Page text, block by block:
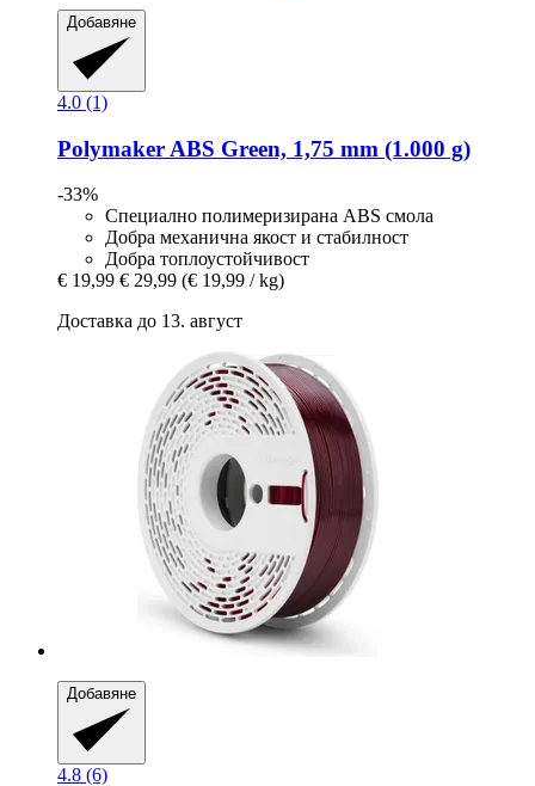
Добавяне
4.0 (1)
Polymaker ABS Green, 1,75 mm (1.000 g)
-33%
Специално полимеризирана ABS смола
Добра механична якост и стабилност
Добра топлоустойчивост
€ 19,99 € 29,99 (€ 19,99 / kg)
Доставка до 13. август
Добавяне
4.8 (6)